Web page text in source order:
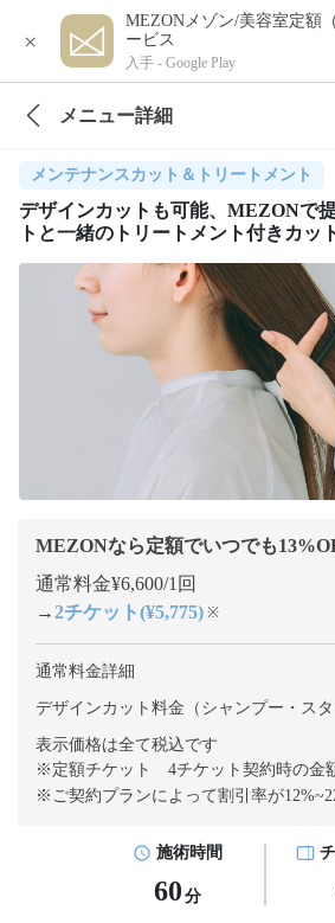
×
MEZONメゾン/美容室定額
ービス
入手 - Google Play
メニュー詳細
メンテナンスカット＆トリートメント
デザインカットも可能、MEZONで
トと一緒のトリートメント付きカッ
MEZONなら定額でいつでも13
通常料金¥6,600/1回
→2チケット(¥5,775) ※
通常料金詳細
デザインカット料金（シャンプー・ス
表示価格は全て税込です
※定額チケット 4チケット契約時の金
※ご契約プランによって割引率が12%~
施術時間
60 分